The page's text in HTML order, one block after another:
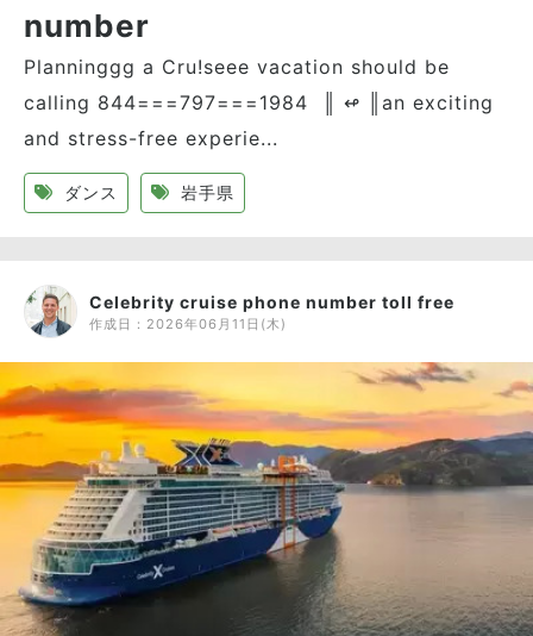
number
Planninggg a Cru!seee vacation should be
calling 844===797===1984 ║ ↫ ║an exciting
and stress-free experie...
ダンス 岩手県
Celebrity cruise phone number toll free
作成日： 2026年06月11日(木)